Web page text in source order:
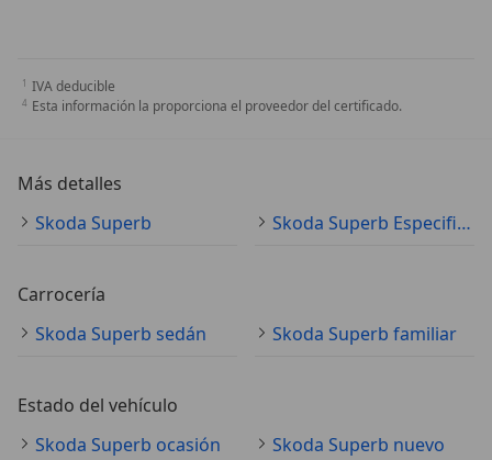
IVA deducible
Esta información la proporciona el proveedor del certificado.
Más detalles
Skoda Superb
Skoda Superb Especificaciones técnicas
Carrocería
Skoda Superb sedán
Skoda Superb familiar
Estado del vehículo
Skoda Superb ocasión
Skoda Superb nuevo